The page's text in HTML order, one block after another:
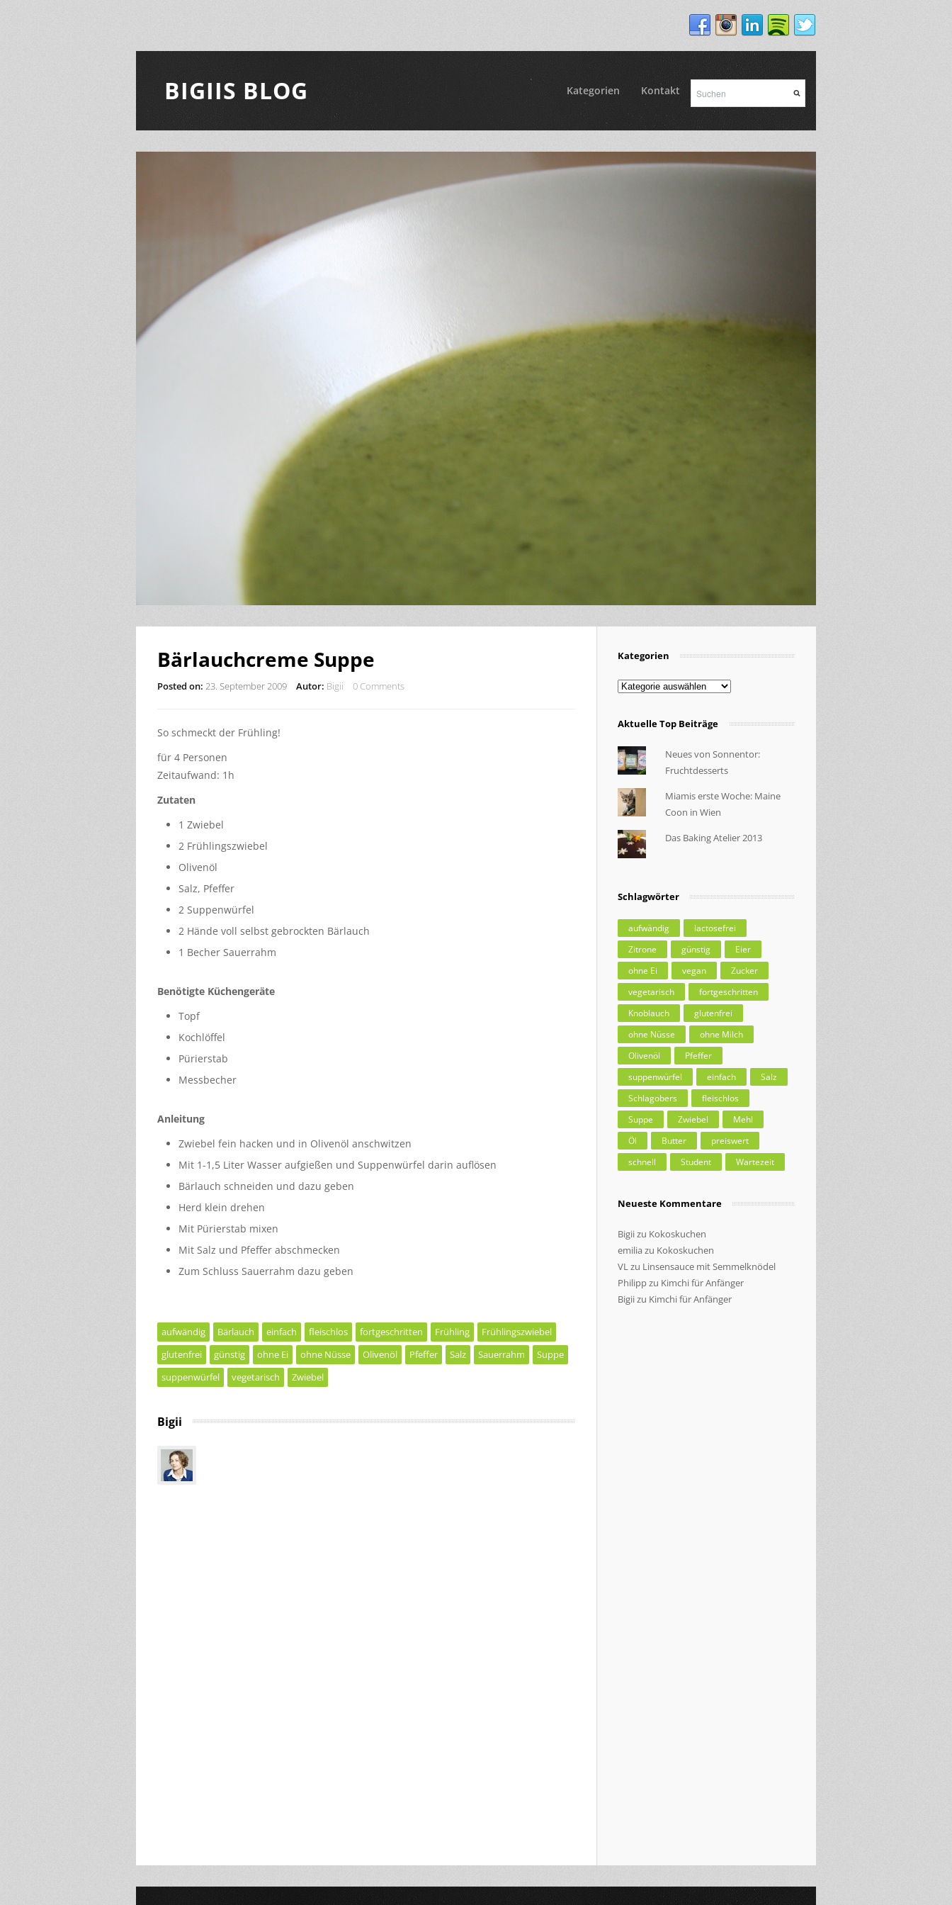
BIGIIS BLOG Kategorien Kontakt
Bärlauchcreme Suppe
Posted on: 23. September 2009 Autor: Bigii 0 Comments
So schmeckt der Frühling!
für 4 Personen
Zeitaufwand: 1h
Zutaten
1 Zwiebel
2 Frühlingszwiebel
Olivenöl
Salz, Pfeffer
2 Suppenwürfel
2 Hände voll selbst gebrockten Bärlauch
1 Becher Sauerrahm
Benötigte Küchengeräte
Topf
Kochlöffel
Pürierstab
Messbecher
Anleitung
Zwiebel fein hacken und in Olivenöl anschwitzen
Mit 1-1,5 Liter Wasser aufgießen und Suppenwürfel darin auflösen
Bärlauch schneiden und dazu geben
Herd klein drehen
Mit Pürierstab mixen
Mit Salz und Pfeffer abschmecken
Zum Schluss Sauerrahm dazu geben
aufwändig Bärlauch einfach fleischlos fortgeschritten Frühling
Frühlingszwiebel
glutenfrei
günstig ohne Ei ohne Nüsse Olivenöl Pfeffer Salz Sauerrahm
Suppe
suppenwürfel
vegetarisch Zwiebel
Bigii
Kategorien
Kategorien
Aktuelle Top Beiträge
Neues von Sonnentor:
Fruchtdesserts
Miamis erste Woche: Maine
Coon in Wien
Das Baking Atelier 2013
Schlagwörter
aufwändig
lactosefrei
Zitrone
günstig
Eier
ohne Ei
vegan
Zucker
vegetarisch
fortgeschritten
Knoblauch
glutenfrei
ohne Nüsse
ohne Milch
Olivenöl
Pfeffer
suppenwürfel
einfach
Salz
Schlagobers
fleischlos
Suppe
Zwiebel
Mehl
Öl
Butter
preiswert
schnell
Student Wartezeit
Neueste Kommentare
Bigiizu Kokoskuchen
emilia zu Kokoskuchen
VLzu Linsensauce mit Semmelknödel
Philippzu Kimchi für Anfänger
Bigiizu Kimchi für Anfänger